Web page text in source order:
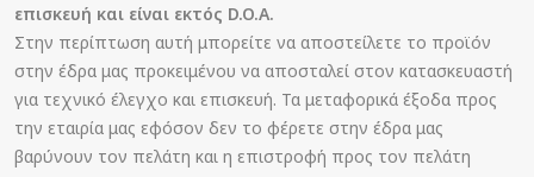
επισκευή και είναι εκτός D.O.A.
Στην περίπτωση αυτή μπορείτε να αποστείλετε το προϊόν
στην έδρα μας προκειμένου να αποσταλεί στον κατασκευαστή
για τεχνικό έλεγχο και επισκευή. Τα μεταφορικά έξοδα προς
την εταιρία μας εφόσον δεν το φέρετε στην έδρα μας
βαρύνουν τον πελάτη και η επιστροφή προς τον πελάτη